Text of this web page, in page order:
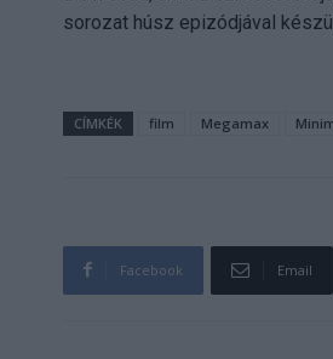
sorozat húsz epizódjával
CÍMKÉK film Megamax
Facebook Email